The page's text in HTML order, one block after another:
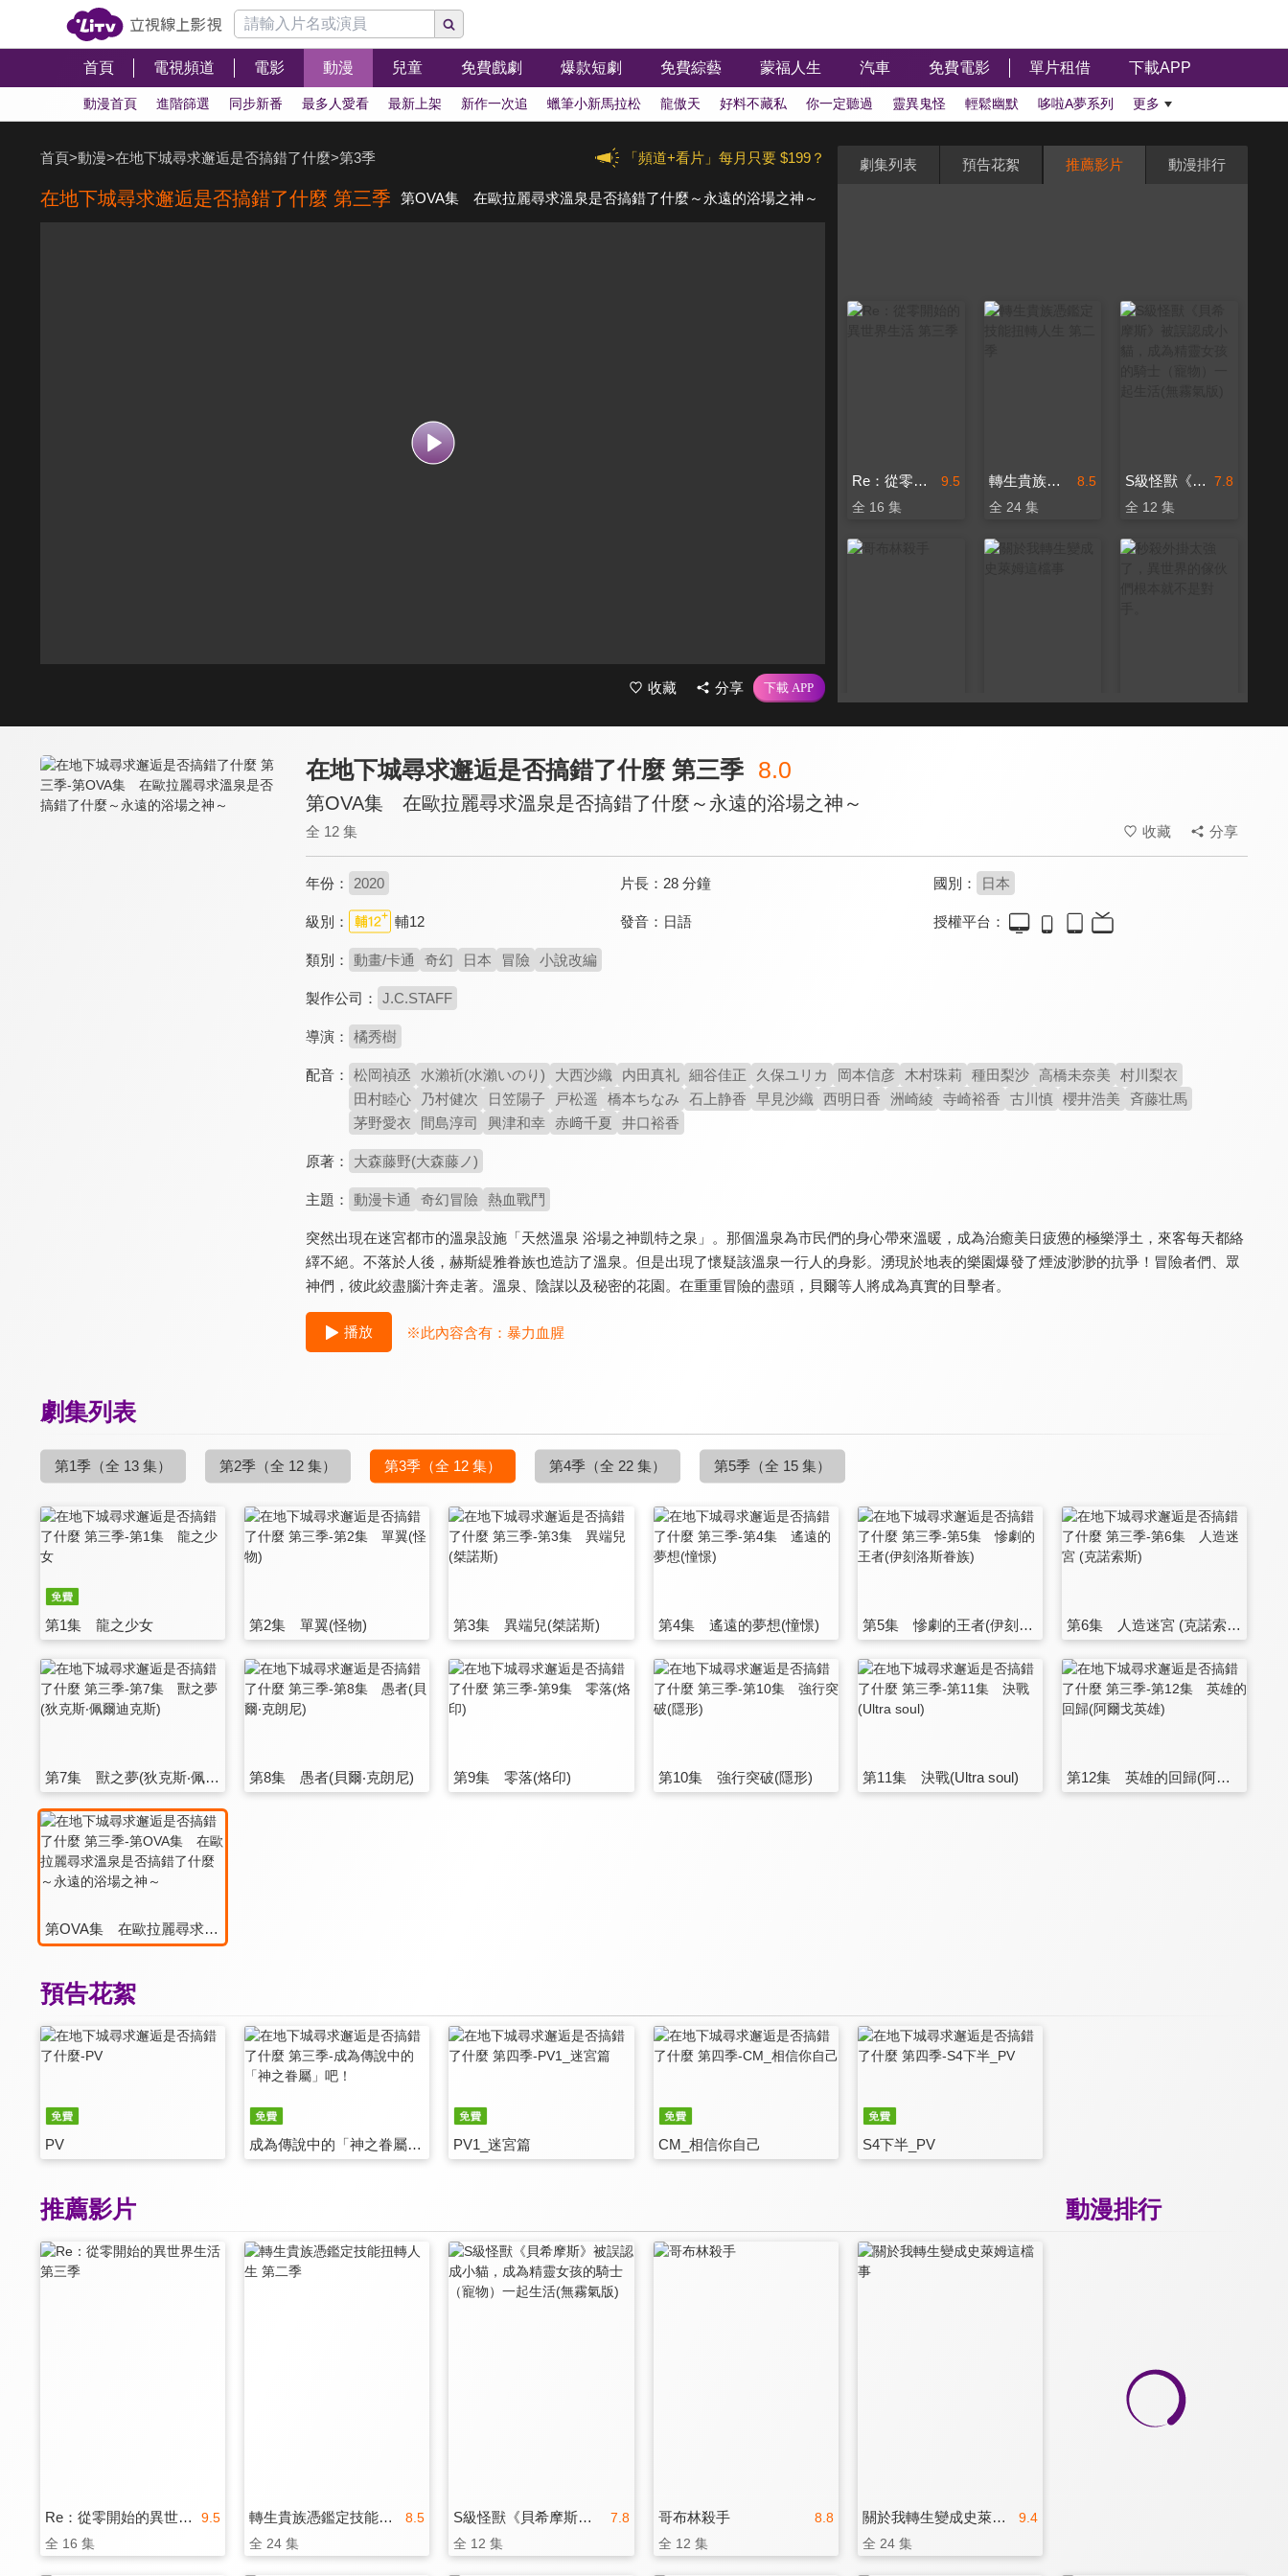
首頁 電視頻道 電影 動漫 兒童 免費戲劇 爆款短劇 免費綜藝 蒙福人生 汽車 免費電影 單片租借 下載APP
動漫首頁 進階篩選 同步新番 最多人愛看 最新上架 新作一次追 蠟筆小新馬拉松 龍傲天 好料不藏私 你一定聽過 靈異鬼怪 輕鬆幽默 哆啦A夢系列 更多
「頻道+看片」每月只要 $199？
首頁>動漫>在地下城尋求邂逅是否搞錯了什麼>第3季
在地下城尋求邂逅是否搞錯了什麼 第三季 第OVA集 在歐拉麗尋求溫泉是否搞錯了什麼～永遠的浴場之神～
收藏 分享
劇集列表 預告花絮 推薦影片 動漫排行
9.5
Re：從零開始的異世界生活 第三季
全 16 集
8.5
轉生貴族憑鑑定技能扭轉人生 第二季
全 24 集
7.8
S級怪獸《貝希摩斯》被誤認成小貓，成為精靈女孩的騎士（寵物）一起生活(無霧氣版)
全 12 集
在地下城尋求邂逅是否搞錯了什麼 第三季 8.0
第OVA集 在歐拉麗尋求溫泉是否搞錯了什麼～永遠的浴場之神～
全 12 集 收藏 分享
年份： 2020 片長： 28 分鐘 國別： 日本
級別： 輔12 發音： 日語 授權平台：
類別： 動畫/卡通 奇幻 日本 冒險 小說改編
製作公司： J.C.STAFF
導演： 橘秀樹
配音： 松岡禎丞 水瀨祈(水瀨いのり) 大西沙織 内田真礼 細谷佳正 久保ユリカ 岡本信彦 木村珠莉 種田梨沙 高橋未奈美
村川梨衣
田村睦心
乃村健次 日笠陽子 戸松遥 橋本ちなみ 石上静香 早見沙織 西明日香 洲崎綾 寺崎裕香 古川慎 櫻井浩美
斉藤壮馬
茅野愛衣
間島淳司 興津和幸 赤﨑千夏 井口裕香
原著： 大森藤野(大森藤ノ)
主題： 動漫卡通 奇幻冒險 熱血戰鬥
突然出現在迷宮都市的溫泉設施「天然溫泉 浴場之神凱特之泉」。那個溫泉為市民們的身心帶來溫暖，成為治癒美日疲憊的極樂淨土，來客每天都絡
繹不絕。不落於人後，赫斯緹雅眷族也造訪了溫泉。但是出現了懷疑該溫泉一行人的身影。湧現於地表的樂園爆發了煙波渺渺的抗爭！冒險者們、眾
神們，彼此絞盡腦汁奔走著。溫泉、陰謀以及秘密的花園。在重重冒險的盡頭，貝爾等人將成為真實的目擊者。
播放 ※此內容含有： 暴力血腥
劇集列表
第1季 （全 13 集） 第2季 （全 12 集） 第3季 （全 12 集） 第4季 （全 22 集） 第5季 （全 15 集）
第1集 龍之少女 第2集 單翼(怪物) 第3集 異端兒(桀諾斯) 第4集 遙遠的夢想(憧憬) 第5集 慘劇的王者(伊刻洛斯眷族) 第6集 人造迷宮 (克諾索斯)
第7集 獸之夢(狄克斯‧佩爾迪克斯) 第8集 愚者(貝爾‧克朗尼) 第9集 零落(烙印) 第10集 強行突破(隱形) 第11集 決戰(Ultra soul) 第12集 英雄的回歸(阿爾戈英雄)
第OVA集 在歐拉麗尋求溫泉是否搞錯了什麼～永遠的浴場之神～
預告花絮
PV 成為傳說中的「神之眷屬」吧！ PV1_迷宮篇 CM_相信你自己 S4下半_PV
動漫排行
推薦影片
9.5
Re：從零開始的異世界生活 第三季
全 16 集
8.5
轉生貴族憑鑑定技能扭轉人生 第二季
全 24 集
7.8
S級怪獸《貝希摩斯》被誤認成小貓，成為精靈女孩的騎士（寵物）一起生活(無霧氣版)
全 12 集
8.8
哥布林殺手
全 12 集
9.4
關於我轉生變成史萊姆這檔事
全 24 集